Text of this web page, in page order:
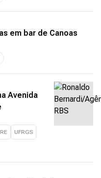
em bar de Canoas
Avenida
UFRGS